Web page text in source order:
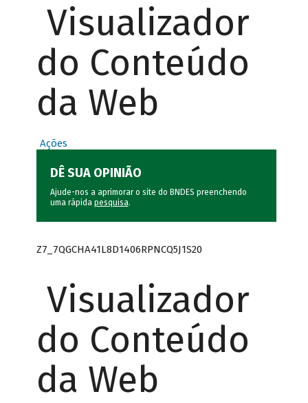
Visualizador
do Conteúdo
da Web
Ações
DÊ SUA OPINIÃO
Ajude-nos a aprimorar o site do BNDES preenchendo
uma rápida pesquisa.
Z7_7QGCHA41L8D1406RPNCQ5J1S20
Visualizador
do Conteúdo
da Web